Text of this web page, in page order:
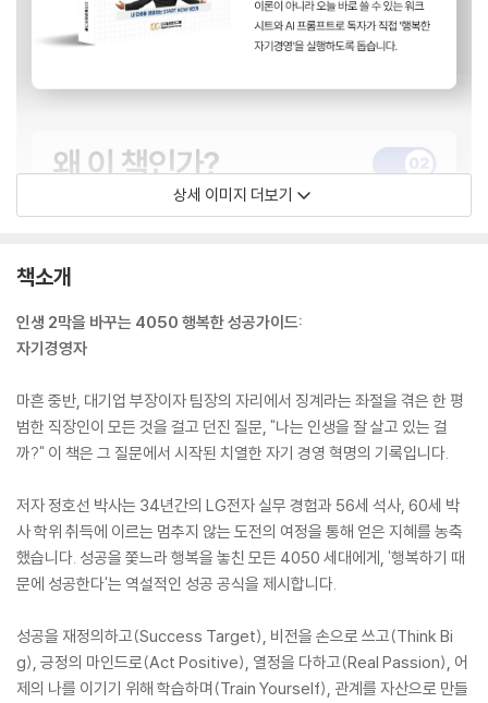
상세 이미지 더보기
책소개
인생 2막을 바꾸는 4050 행복한 성공가이드:
자기경영자
마흔 중반, 대기업 부장이자 팀장의 자리에서 징계라는 좌절을 겪은 한 평
범한 직장인이 모든 것을 걸고 던진 질문, "나는 인생을 잘 살고 있는 걸
까?" 이 책은 그 질문에서 시작된 치열한 자기 경영 혁명의 기록입니다.
저자 정호선 박사는 34년간의 LG전자 실무 경험과 56세 석사, 60세 박
사 학위 취득에 이르는 멈추지 않는 도전의 여정을 통해 얻은 지혜를 농축
했습니다. 성공을 쫓느라 행복을 놓친 모든 4050 세대에게, '행복하기 때
문에 성공한다'는 역설적인 성공 공식을 제시합니다.
성공을 재정의하고(Success Target), 비전을 손으로 쓰고(Think Bi
g), 긍정의 마인드로(Act Positive), 열정을 다하고(Real Passion), 어
제의 나를 이기기 위해 학습하며(Train Yourself), 관계를 자산으로 만들